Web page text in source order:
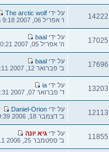
14222
הודעה
אחרונה
על ידי The arctic wolf
ו' אפריל 06, 2007 9:18 am
17025
הודעה
אחרונה
על ידי baal
ה' אפריל 05, 2007 10:21 pm
17696
הודעה
אחרונה
על ידי baal
ב' פברואר 12, 2007 5:11 pm
13203
הודעה
אחרונה
על ידי ia
ד' פברואר 07, 2007 11:31 pm
12113
הודעה
אחרונה
על ידי Daniel-Orion
ב' דצמבר 18, 2006 9:39 am
11855
הודעה
אחרונה
על ידי גיא יונה
ב' ספטמבר 25, 2006 5:11 pm